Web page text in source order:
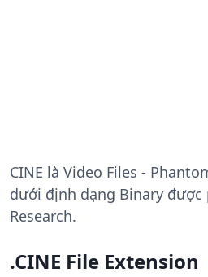
CINE là Video Files -
dưới định dạng Binary
Research.
.CINE File Extension